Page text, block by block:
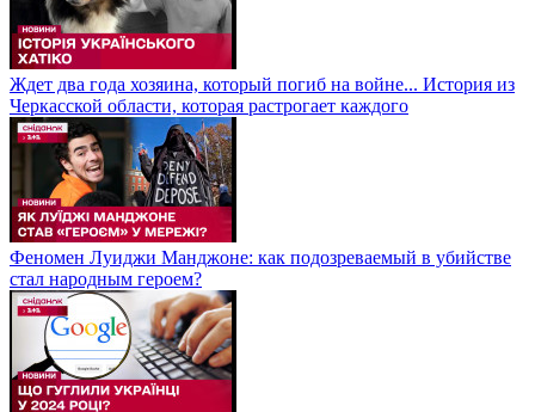
Ждет два года хозяина, который погиб на войне... История из
Черкасской области, которая растрогает каждого
Феномен Луиджи Манджоне: как подозреваемый в убийстве
стал народным героем?